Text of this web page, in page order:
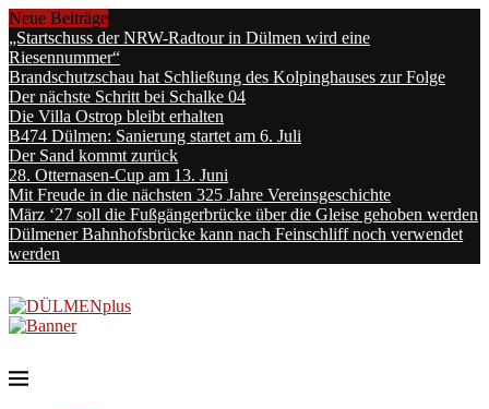
Neue Beiträge
„Startschuss der NRW-Radtour in Dülmen wird eine
Riesennummer“
Brandschutzschau hat Schließung des Kolpinghauses zur Folge
Der nächste Schritt bei Schalke 04
Die Villa Ostrop bleibt erhalten
B474 Dülmen: Sanierung startet am 6. Juli
Der Sand kommt zurück
28. Otternasen-Cup am 13. Juni
Mit Freude in die nächsten 325 Jahre Vereinsgeschichte
März ‘27 soll die Fußgängerbrücke über die Gleise gehoben werden
Dülmener Bahnhofsbrücke kann nach Feinschliff noch verwendet
werden